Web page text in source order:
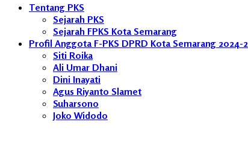
Tentang PKS
Sejarah PKS
Sejarah FPKS Kota Semarang
Profil Anggota F-PKS DPRD Kota Semarang 2024-
Siti Roika
Ali Umar Dhani
Dini Inayati
Agus Riyanto Slamet
Suharsono
Joko Widodo